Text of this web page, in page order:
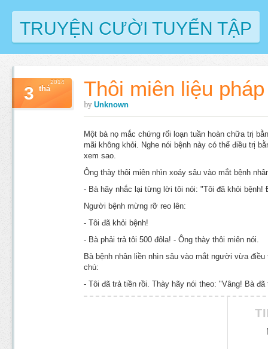
TRUYỆN CƯỜI TUYỂN TẬP
Thôi miên liệu pháp
by Unknown
3 thá
2014
Một bà nọ mắc chứng rối loạn tuần hoàn chữa trị
mãi không khỏi. Nghe nói bệnh này có thể điều trị
xem sao.
Ông thày thôi miên nhìn xoáy sâu vào mắt bệnh
- Bà hãy nhắc lại từng lời tôi nói: "Tôi đã khỏi bệnh!
Người bệnh mừng rỡ reo lên:
- Tôi đã khỏi bệnh!
- Bà phải trả tôi 500 đôla! - Ông thày thôi miên nói.
Bà bệnh nhân liền nhìn sâu vào mắt người vừa
chú:
- Tôi đã trả tiền rồi. Thày hãy nói theo: "Vâng! Bà đã